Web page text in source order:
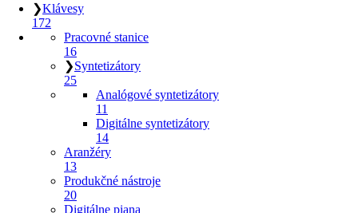
❯Klávesy
172
Pracovné stanice
16
❯Syntetizátory
25
Analógové syntetizátory
11
Digitálne syntetizátory
14
Aranžéry
13
Produkčné nástroje
20
Digitálne piana